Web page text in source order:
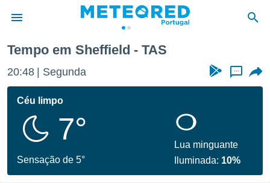
da
foi
fornecidas
a este
das
Tempo em Sheffield - TAS
20:48 Segunda ...
Céu limpo
7°
Sensação de 5°
Lua minguante
Iluminada: 10%